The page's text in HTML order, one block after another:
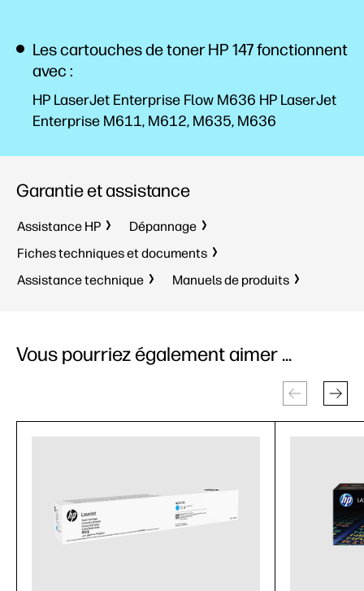
Les cartouches de toner HP 147 fonctionnent
avec :
HP LaserJet Enterprise Flow M636 HP LaserJet
Enterprise M611, M612, M635, M636
Garantie et assistance
Assistance HP
Dépannage
Fiches techniques et documents
Assistance technique
Manuels de produits
Vous pourriez également aimer ...